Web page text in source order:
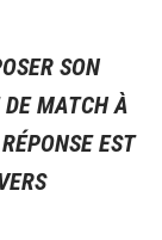
SON
DE MATCH À
EST